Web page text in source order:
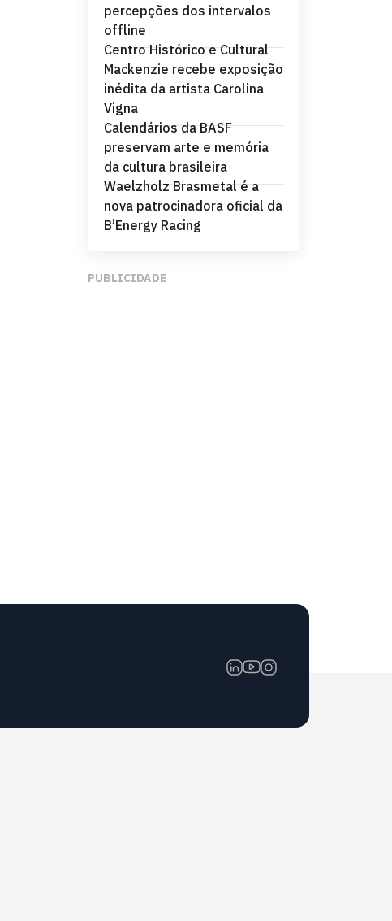
percepções dos intervalos
offline
Centro Histórico e Cultural
Mackenzie recebe exposição
inédita da artista Carolina
Vigna
Calendários da BASF
preservam arte e memória
da cultura brasileira
Waelzholz Brasmetal é a
nova patrocinadora oficial da
B’Energy Racing
PUBLICIDADE